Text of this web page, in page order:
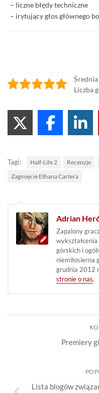
– liczne błędy techniczne
– irytujący głos głównego
Liczba
Tagi: Half-Life 2 Recenzje
Zaginięcie Ethana Cartera
Adrian
Zapalony
górskich i
niemiłosierna
grudnia 2012
stronie o nas.
Premiery
Lista blogów